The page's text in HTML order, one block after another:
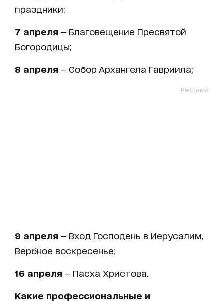
праздники:
7 апреля — Благовещение Пресвятой
Богородицы;
8 апреля — Собор Архангела Гавриила;
Реклама
9 апреля — Вход Господень в Иерусалим,
Вербное воскресенье;
16 апреля — Пасха Христова.
Какие профессиональные и